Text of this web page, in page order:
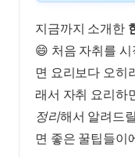
지금까지 소개한
😄 처음 자취를
면 요리보다 오히
래서 자취 요리하
정리해서 알려드
면 좋은 꿀팁들이